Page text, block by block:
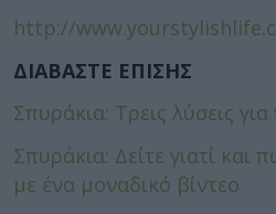
http://
ΔΙΑΒΑΣΤΕ ΕΠΙΣΗΣ
Σπυράκια: Τρεις λύσεις
Σπυράκια: Δείτε γιατί και
με ένα μοναδικό βίντεο